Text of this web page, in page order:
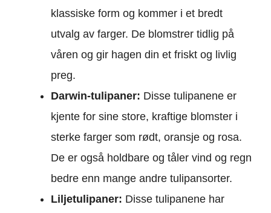
klassiske form og kommer i et bredt
utvalg av farger. De blomstrer tidlig på
våren og gir hagen din et friskt og livlig
preg.
Darwin-tulipaner: Disse tulipanene er
kjente for sine store, kraftige blomster i
sterke farger som rødt, oransje og rosa.
De er også holdbare og tåler vind og regn
bedre enn mange andre tulipansorter.
Liljetulipaner: Disse tulipanene har